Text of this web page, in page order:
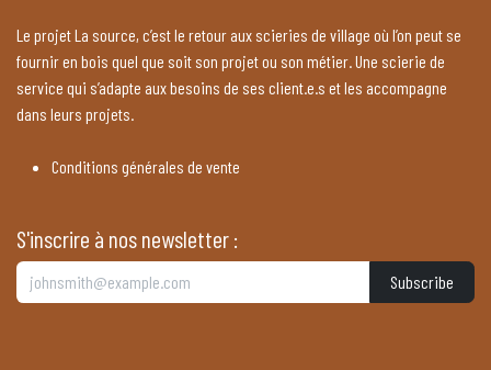
Le projet La source, c’est le retour aux scieries de village où l’on peut se
fournir en bois quel que soit son projet ou son métier. Une scierie de
service qui s’adapte aux besoins de ses client.e.s et les accompagne
dans leurs projets.
Conditions générales de vente
S'inscrire à nos newsletter :
Subscribe